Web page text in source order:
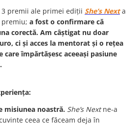
premii ale primei ediții She’s Nexta
a fost o confirmare că
corectă. Am câștigat nu doar
ci și acces la mentorat și o rețea
împărtășesc aceeași pasiune
misiunea noastră. She’s Nextne-a
ceea ce făceam deja în